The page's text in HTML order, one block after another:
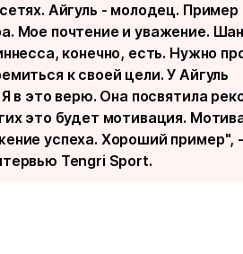
Айгуль - молодец. Пример
Мое почтение и уважение.
конечно, есть. Нужно
к своей цели. У Айгуль
в это верю. Она посвятила
это будет мотивация.
успеха. Хороший пример", -
Tengri Sport.